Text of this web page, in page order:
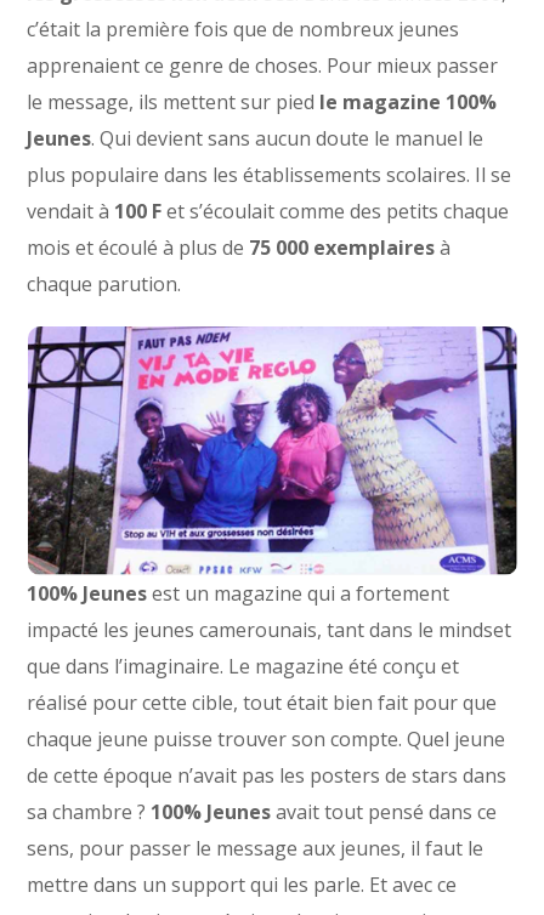
c’était la première fois que de nombreux jeunes
apprenaient ce genre de choses. Pour mieux passer
le message, ils mettent sur pied le magazine 100%
Jeunes. Qui devient sans aucun doute le manuel le
plus populaire dans les établissements scolaires. Il se
vendait à 100 Fet s’écoulait comme des petits chaque
mois et écoulé à plus de 75 000 exemplairesà
chaque parution.
100% Jeunesest un magazine qui a fortement
impacté les jeunes camerounais, tant dans le mindset
que dans l’imaginaire. Le magazine été conçu et
réalisé pour cette cible, tout était bien fait pour que
chaque jeune puisse trouver son compte. Quel jeune
de cette époque n’avait pas les posters de stars dans
sa chambre ? 100% Jeunesavait tout pensé dans ce
sens, pour passer le message aux jeunes, il faut le
mettre dans un support qui les parle. Et avec ce